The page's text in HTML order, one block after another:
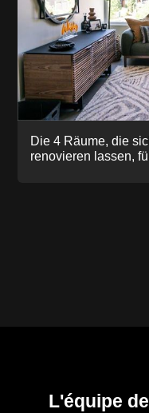
Die 4 Räume, die
renovieren lassen,
L'équipe